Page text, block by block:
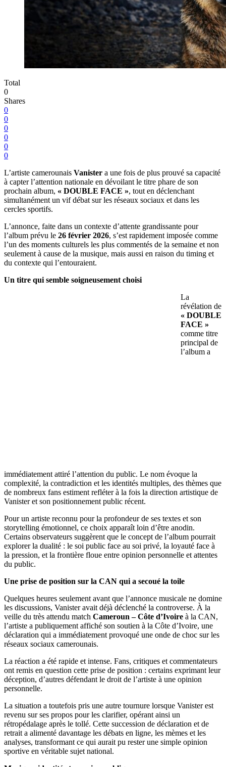
Total
0
Shares
0
0
0
0
0
0
L’artiste camerounais Vanister a une fois de plus prouvé sa capacité
à capter l’attention nationale en dévoilant le titre phare de son
prochain album, « DOUBLE FACE », tout en déclenchant
simultanément un vif débat sur les réseaux sociaux et dans les
cercles sportifs.
L’annonce, faite dans un contexte d’attente grandissante pour
l’album prévu le 26 février 2026, s’est rapidement imposée comme
l’un des moments culturels les plus commentés de la semaine et non
seulement à cause de la musique, mais aussi en raison du timing et
du contexte qui l’entouraient.
Un titre qui semble soigneusement choisi
La
révélation de
« DOUBLE
FACE »
comme titre
principal de
l’album a
immédiatement attiré l’attention du public. Le nom évoque la
complexité, la contradiction et les identités multiples, des thèmes que
de nombreux fans estiment refléter à la fois la direction artistique de
Vanister et son positionnement public récent.
Pour un artiste reconnu pour la profondeur de ses textes et son
storytelling émotionnel, ce choix apparaît loin d’être anodin.
Certains observateurs suggèrent que le concept de l’album pourrait
explorer la dualité : le soi public face au soi privé, la loyauté face à
la pression, et la frontière floue entre opinion personnelle et attentes
du public.
Une prise de position sur la CAN qui a secoué la toile
Quelques heures seulement avant que l’annonce musicale ne domine
les discussions, Vanister avait déjà déclenché la controverse. À la
veille du très attendu match Cameroun – Côte d’Ivoire à la CAN,
l’artiste a publiquement affiché son soutien à la Côte d’Ivoire, une
déclaration qui a immédiatement provoqué une onde de choc sur les
réseaux sociaux camerounais.
La réaction a été rapide et intense. Fans, critiques et commentateurs
ont remis en question cette prise de position : certains exprimant leur
déception, d’autres défendant le droit de l’artiste à une opinion
personnelle.
La situation a toutefois pris une autre tournure lorsque Vanister est
revenu sur ses propos pour les clarifier, opérant ainsi un
rétropédalage après le tollé. Cette succession de déclaration et de
retrait a alimenté davantage les débats en ligne, les mèmes et les
analyses, transformant ce qui aurait pu rester une simple opinion
sportive en véritable sujet national.